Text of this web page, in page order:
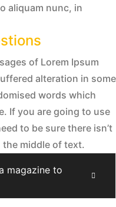
aliquam nunc, in
of Lorem Ipsum
alteration in some
words which
If you are going to use
to be sure there isn’t
middle of text.
magazine to